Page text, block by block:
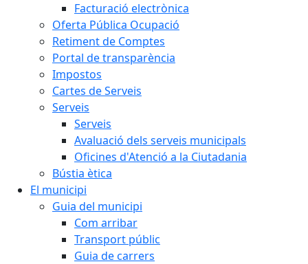
Facturació electrònica
Oferta Pública Ocupació
Retiment de Comptes
Portal de transparència
Impostos
Cartes de Serveis
Serveis
Serveis
Avaluació dels serveis municipals
Oficines d'Atenció a la Ciutadania
Bústia ètica
El municipi
Guia del municipi
Com arribar
Transport públic
Guia de carrers